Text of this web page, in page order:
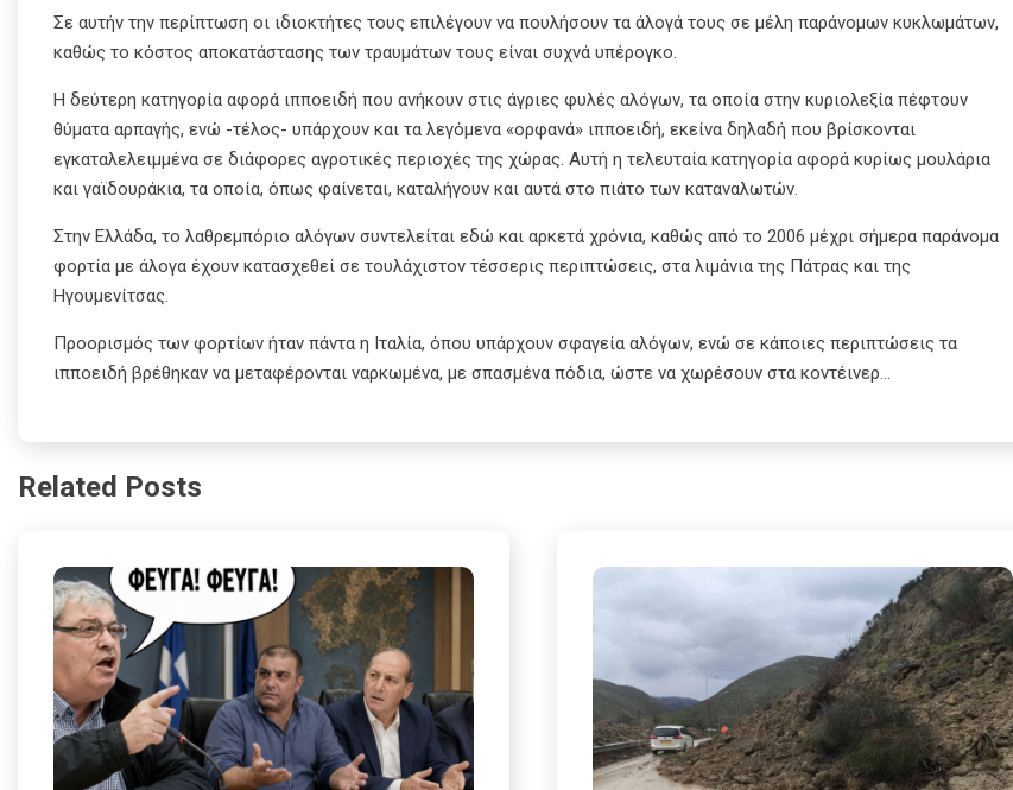
Σε αυτήν την περίπτωση οι ιδιοκτήτες τους επιλέγουν να πουλήσουν τα άλογά τους σε μέλη παράνομων κυκλωμάτων,
καθώς το κόστος αποκατάστασης των τραυμάτων τους είναι συχνά υπέρογκο.
Η δεύτερη κατηγορία αφορά ιπποειδή που ανήκουν στις άγριες φυλές αλόγων, τα οποία στην κυριολεξία πέφτουν
θύματα αρπαγής, ενώ -τέλος- υπάρχουν και τα λεγόμενα «ορφανά» ιπποειδή, εκείνα δηλαδή που βρίσκονται
εγκαταλελειμμένα σε διάφορες αγροτικές περιοχές της χώρας. Αυτή η τελευταία κατηγορία αφορά κυρίως μουλάρια
και γαϊδουράκια, τα οποία, όπως φαίνεται, καταλήγουν και αυτά στο πιάτο των καταναλωτών.
Στην Ελλάδα, το λαθρεμπόριο αλόγων συντελείται εδώ και αρκετά χρόνια, καθώς από το 2006 μέχρι σήμερα παράνομα
φορτία με άλογα έχουν κατασχεθεί σε τουλάχιστον τέσσερις περιπτώσεις, στα λιμάνια της Πάτρας και της
Ηγουμενίτσας.
Προορισμός των φορτίων ήταν πάντα η Ιταλία, όπου υπάρχουν σφαγεία αλόγων, ενώ σε κάποιες περιπτώσεις τα
ιπποειδή βρέθηκαν να μεταφέρονται ναρκωμένα, με σπασμένα πόδια, ώστε να χωρέσουν στα κοντέινερ…
Related Posts